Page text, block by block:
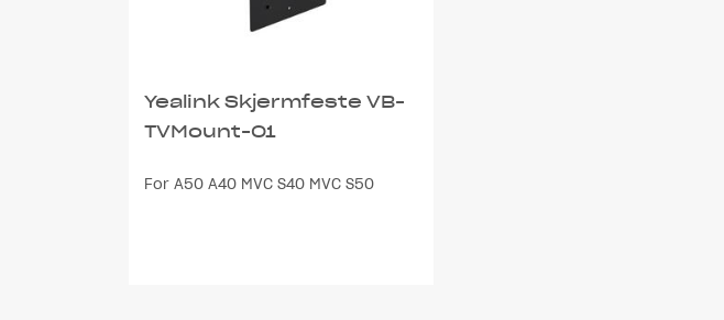
Yealink Skjermfeste VB-
TVMount-01
For A50 A40 MVC S40 MVC S50